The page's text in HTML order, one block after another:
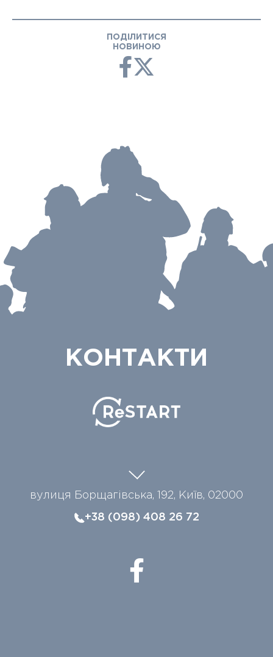
ПОДІЛИТИСЯ
НОВИНОЮ
КОНТАКТИ
вулиця Борщагівська, 192, Київ, 02000
+38 (098) 408 26 72